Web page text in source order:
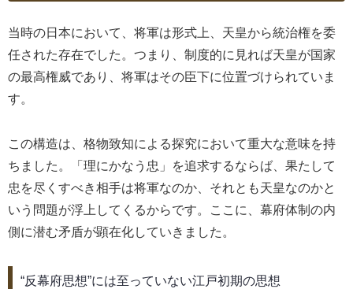
当時の日本において、将軍は形式上、天皇から統治権を委
任された存在でした。つまり、制度的に見れば天皇が国家
の最高権威であり、将軍はその臣下に位置づけられていま
す。
この構造は、格物致知による探究において重大な意味を持
ちました。「理にかなう忠」を追求するならば、果たして
忠を尽くすべき相手は将軍なのか、それとも天皇なのかと
いう問題が浮上してくるからです。ここに、幕府体制の内
側に潜む矛盾が顕在化していきました。
“反幕府思想”には至っていない江戸初期の思想